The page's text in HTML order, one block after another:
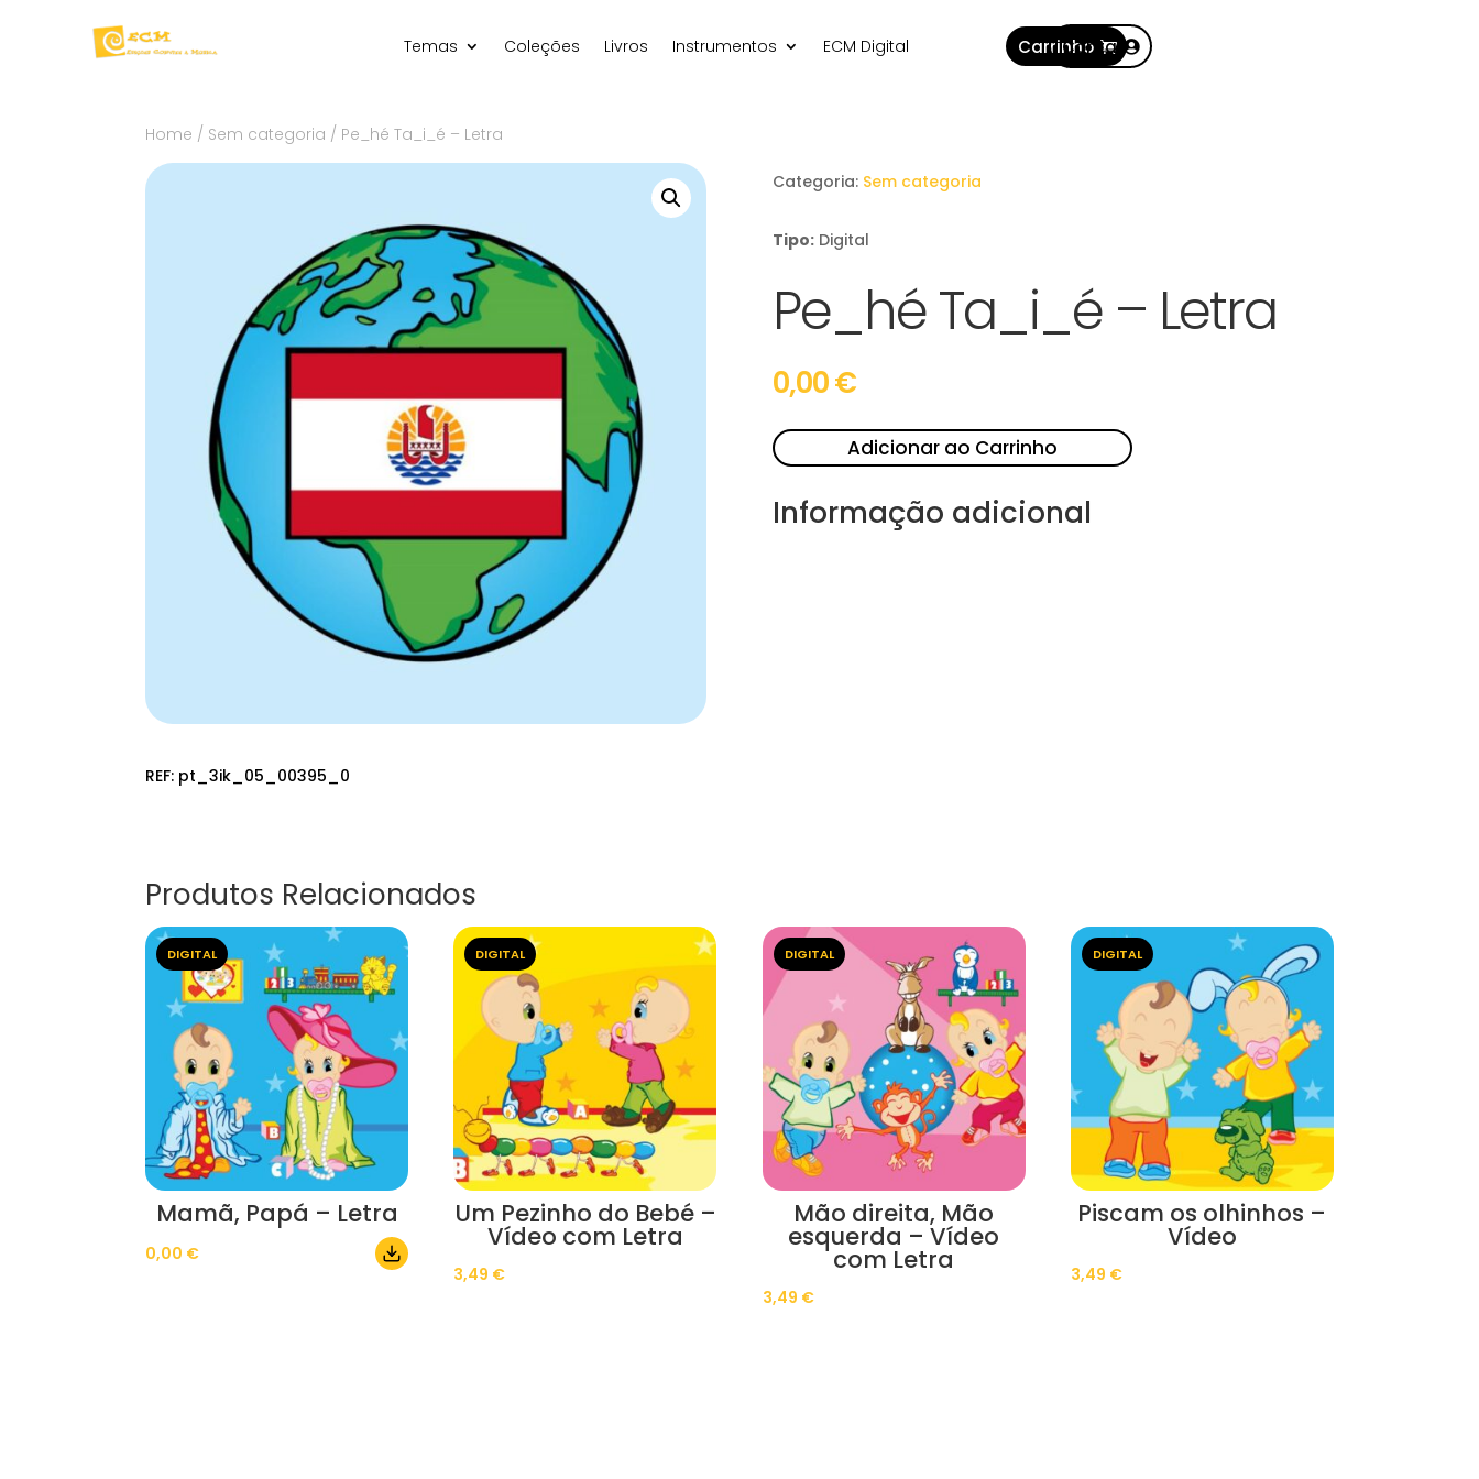
Temas Coleções Livros Instrumentos ECM Digital Carrinho
Conta
Home / Sem categoria / Pe_hé Ta_i_é – Letra
REF: pt_3ik_05_00395_0
Categoria: Sem categoria
Tipo: Digital
Pe_hé Ta_i_é – Letra
0,00€
Adicionar ao Carrinho
Informação adicional
Produtos Relacionados
DIGITAL
Mamã, Papá – Letra
0,00 €
DIGITAL
Um Pezinho do Bebé –
Vídeo com Letra
3,49 €
DIGITAL
Mão direita, Mão
esquerda – Vídeo
com Letra
3,49 €
DIGITAL
Piscam os olhinhos –
Vídeo
3,49 €